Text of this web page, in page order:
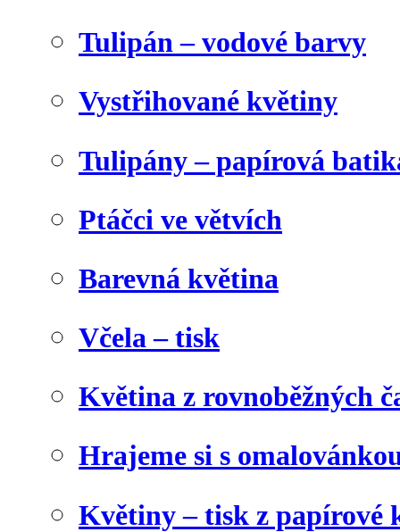
Tulipán – vodové barvy
Vystřihované květiny
Tulipány – papírová
Ptáčci ve větvích
Barevná květina
Včela – tisk
Květina z rovnoběžných
Hrajeme si s
Květiny – tisk z papírové